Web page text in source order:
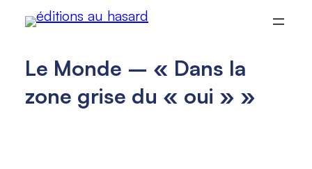
Le Monde – « Dans la
zone grise du « oui » »